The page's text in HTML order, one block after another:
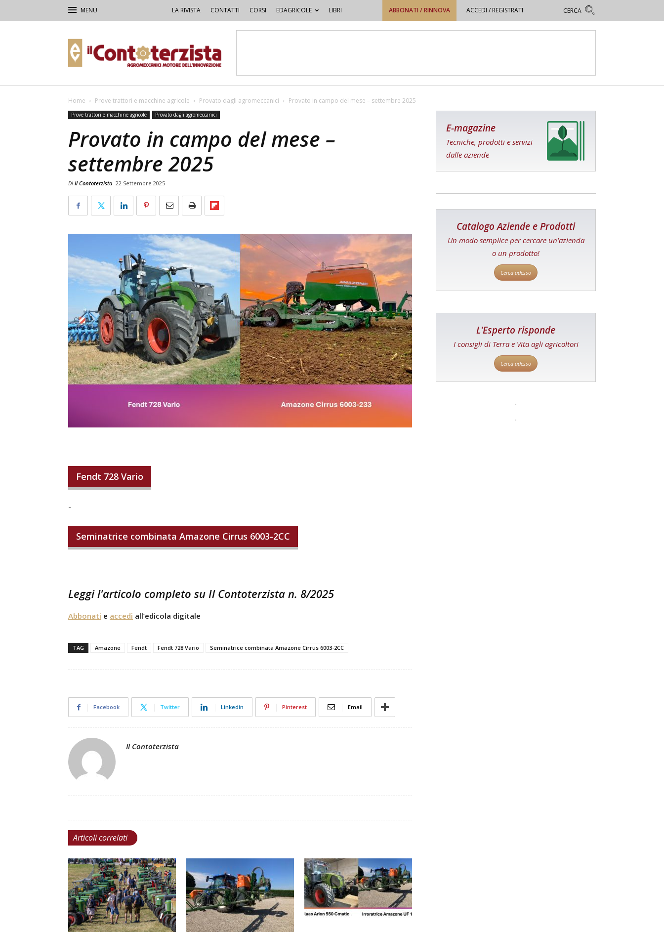
LA RIVISTA CONTATTI CORSI EDAGRICOLE LIBRI ABBONATI / RINNOVA ACCEDI / REGISTRATI
Contoterzista
Home Prove trattori e macchine agricole Provato dagli agromeccanici Provato in campo del mese – settembre 2025
Prove trattori e macchine agricole Provato dagli agromeccanici
Provato in campo del mese –
settembre 2025
Di Il Contoterzista 22 Settembre 2025
Fendt 728 Vario
-
Seminatrice combinata Amazone Cirrus 6003-2CC
Leggi l'articolo completo su Il Contoterzista n. 8/2025
Abbonati e accedi all’edicola digitale
TAG Amazone Fendt Fendt 728 Vario Seminatrice combinata Amazone Cirrus 6003-2CC
Facebook Twitter Linkedin Pinterest Email
Il Contoterzista
Articoli correlati
E-magazine
Tecniche, prodotti e servizi
dalle aziende
Catalogo Aziende e Prodotti
Un modo semplice per cercare un'azienda
o un prodotto!
Cerca adesso
L'Esperto risponde
I consigli di Terra e Vita agli agricoltori
Cerca adesso